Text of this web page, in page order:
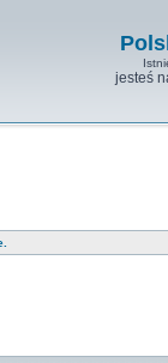
jesteś